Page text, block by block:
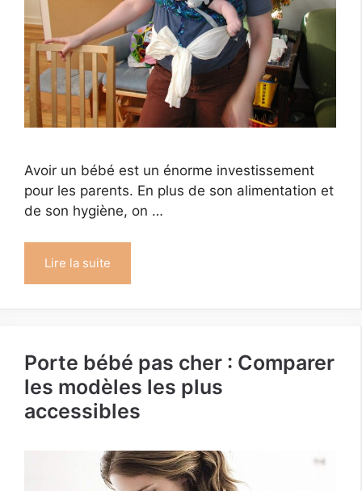
Avoir un bébé est un énorme investissement
pour les parents. En plus de son alimentation et
de son hygiène, on …
Lire la suite
Porte bébé pas cher : Comparer
les modèles les plus
accessibles